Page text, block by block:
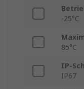
-25°C
85°C
IP-
IP67